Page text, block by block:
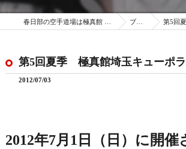
ブログ 第5回夏季
第5回夏季 極真館埼玉キューポ
2012/07/03
2012年7月1日（日）に開催